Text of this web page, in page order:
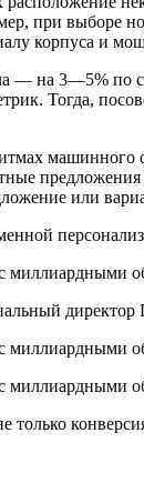
при выборе
корпуса и
— на 3—5%
Тогда,
или
только